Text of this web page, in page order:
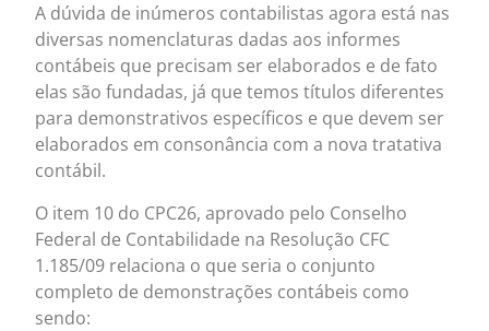
A dúvida de inúmeros contabilistas agora está nas
diversas nomenclaturas dadas aos informes
contábeis que precisam ser elaborados e de fato
elas são fundadas, já que temos títulos diferentes
para demonstrativos específicos e que devem ser
elaborados em consonância com a nova tratativa
contábil.
O item 10 do CPC26, aprovado pelo Conselho
Federal de Contabilidade na Resolução CFC
1.185/09 relaciona o que seria o conjunto
completo de demonstrações contábeis como
sendo: